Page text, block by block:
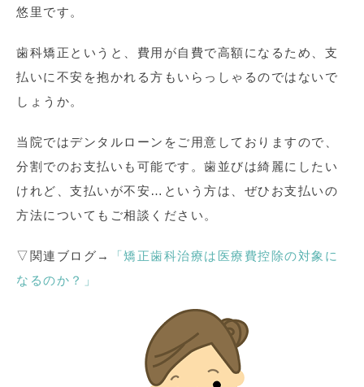
悠里です。
歯科矯正というと、費用が自費で高額になるため、支
払いに不安を抱かれる方もいらっしゃるのではないで
しょうか。
当院ではデンタルローンをご用意しておりますので、
分割でのお支払いも可能です。歯並びは綺麗にしたい
けれど、支払いが不安…という方は、ぜひお支払いの
方法についてもご相談ください。
▽関連ブログ→
「矯正歯科治療は医療費控除の対象に
なるのか？」